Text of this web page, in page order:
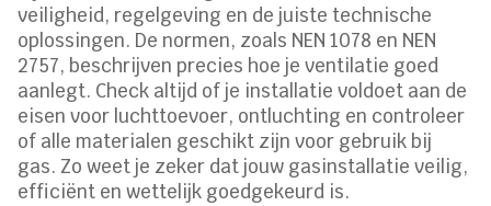
veiligheid, regelgeving en de juiste technische
oplossingen. De normen, zoals NEN 1078 en NEN
2757, beschrijven precies hoe je ventilatie goed
aanlegt. Check altijd of je installatie voldoet aan de
eisen voor luchttoevoer, ontluchting en controleer
of alle materialen geschikt zijn voor gebruik bij
gas. Zo weet je zeker dat jouw gasinstallatie veilig,
efficiënt en wettelijk goedgekeurd is.